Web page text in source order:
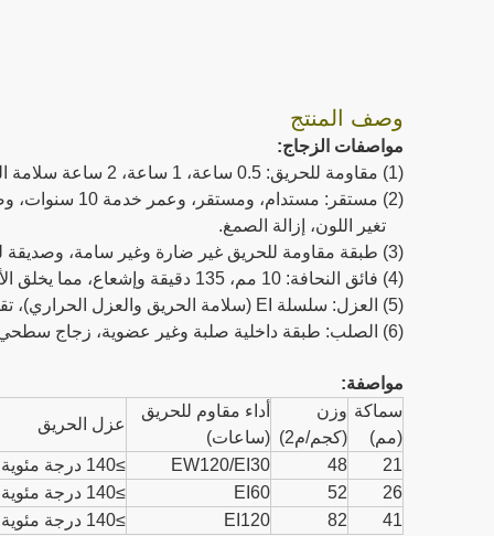
وصف المنتج
مواصفات الزجاج:
(1) مقاومة للحريق: 0.5 ساعة، 1 ساعة، 2 ساعة سلامة الحريق أو العزل الحراري؛
(2) مستقر: مستدام، ومستقر، وعمر خدمة 10 سنوات، وضمان 5 سنوات؛ بدون فقاعات، اصفرار،
تغير اللون، إزالة الصمغ.
(3) طبقة مقاومة للحريق غير ضارة وغير سامة، وصديقة للبيئة؛
(4) فائق النحافة: 10 مم، 135 دقيقة وإشعاع، مما يخلق الأداء الأنحف والأفضل في العالم.
(5) العزل: سلسلة EI (سلامة الحريق والعزل الحراري)، تقلل درجة الحرارة في الجانب غير المكشوف من 1000 درجة إلى 140 درجة، اجتازت معايير BS476، BSEN، AS.
(6) الصلب: طبقة داخلية صلبة وغير عضوية، زجاج سطحي مقسى، يرضي المصمم بالحجم الكبير.
مواصفة:
سماكة
(مم)
وزن
(كجم/م2)
أداء مقاوم للحريق
(ساعات)
عزل الحريق
21
48
EW120/EI30 ≥140 درجة مئوية، ≥180 درجة مئوية
26
52
EI60 ≥140 درجة مئوية، ≥180 درجة مئوية
41
82
EI120 ≥140 درجة مئوية، ≥180 درجة مئوية